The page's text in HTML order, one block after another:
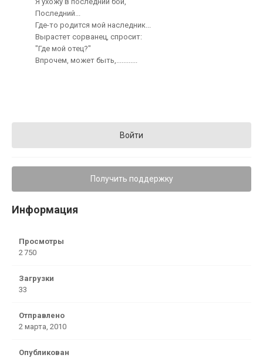
Последний...
Где-то родится мой наследник...
Вырастет сорванец, спросит:
"Где мой отец?"
Впрочем, может быть,............
Войти
Получить поддержку
Информация
Просмотры
2 750
Загрузки
33
Отправлено
2 марта, 2010
Опубликован